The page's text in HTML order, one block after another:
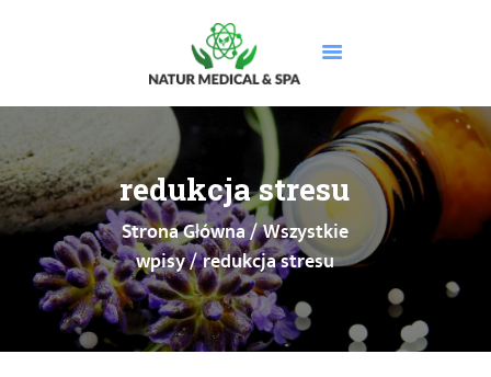
redukcja stresu
Strona Główna Wszystkie
wpisy redukcja stresu
STRONA GŁÓWNA
O NAS
USŁUGI
MASAŻE
CENNIK
PROMOCJE
DOLEGLIWOŚCI